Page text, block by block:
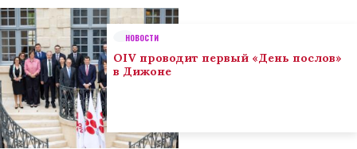
НОВОСТИ
OIV проводит первый «День послов»
в Дижоне